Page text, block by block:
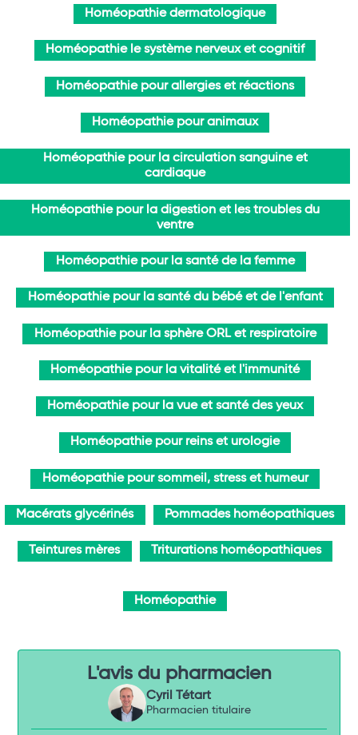
Homéopathie dermatologique
Homéopathie le système nerveux et cognitif
Homéopathie pour allergies et réactions
Homéopathie pour animaux
Homéopathie pour la circulation sanguine et
cardiaque
Homéopathie pour la digestion et les troubles du
ventre
Homéopathie pour la santé de la femme
Homéopathie pour la santé du bébé et de l'enfant
Homéopathie pour la sphère ORL et respiratoire
Homéopathie pour la vitalité et l'immunité
Homéopathie pour la vue et santé des yeux
Homéopathie pour reins et urologie
Homéopathie pour sommeil, stress et humeur
Macérats glycérinés Pommades homéopathiques
Teintures mères Triturations homéopathiques
Homéopathie
L'avis du pharmacien
Cyril Tétart
Pharmacien titulaire